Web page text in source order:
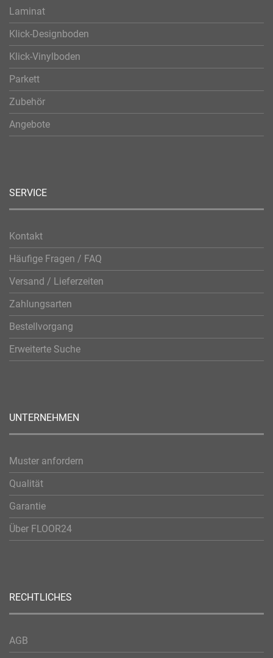
Laminat
Klick-Designboden
Klick-Vinylboden
Parkett
Zubehör
Angebote
SERVICE
Kontakt
Häufige Fragen / FAQ
Versand / Lieferzeiten
Zahlungsarten
Bestellvorgang
Erweiterte Suche
UNTERNEHMEN
Muster anfordern
Qualität
Garantie
Über FLOOR24
RECHTLICHES
AGB